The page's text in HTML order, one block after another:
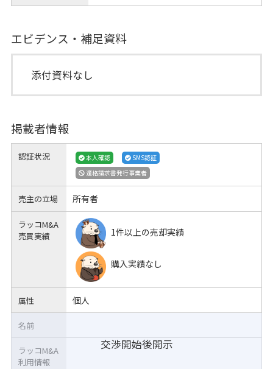
エビデンス・補足資料
添付資料なし
掲載者情報
認証状況 本人確認
SMS認証
適格請求書発行事業者
売主の立場 所有者
ラッコM&A
売買実績
1件以上の売却実績
購入実績なし
属性 個人
交渉開始後開示
名前
ラッコM&A
利用情報